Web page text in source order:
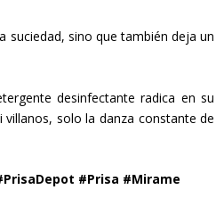
suciedad, sino que también deja un
desinfectante radica en su
solo la danza constante de
#Prisa #Mirame